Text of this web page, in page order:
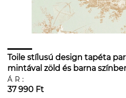
Toile stílusú design tapéta
mintával zöld és barna
ÁR:
37 990 Ft